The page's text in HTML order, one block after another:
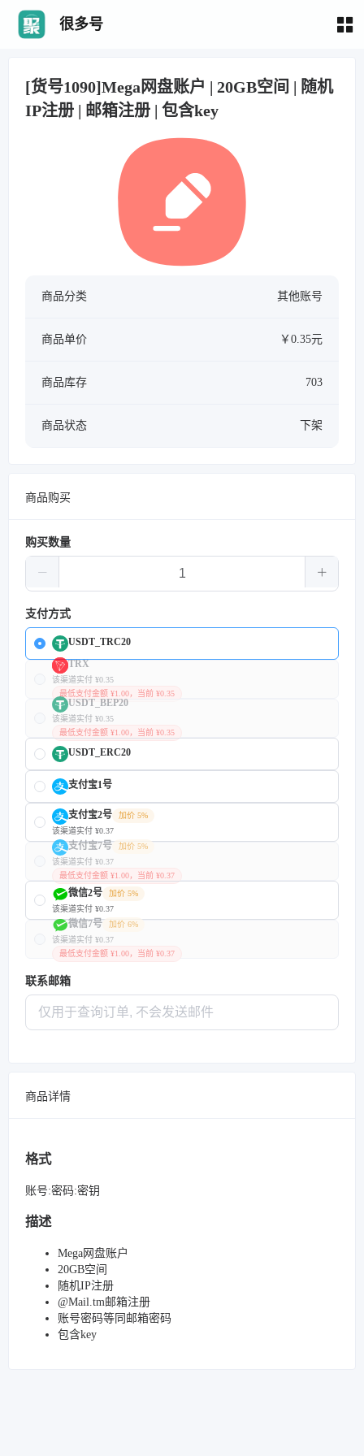
很多号
[货号1090]Mega网盘账户 | 20GB空间 | 随机
IP注册 | 邮箱注册 | 包含key
商品分类 其他账号
商品单价 ￥0.35元
商品库存 703
商品状态 下架
商品购买
购买数量
支付方式
USDT_TRC20
TRX
该渠道实付 ¥0.35
最低支付金额 ¥1.00，当前 ¥0.35
USDT_BEP20
该渠道实付 ¥0.35
最低支付金额 ¥1.00，当前 ¥0.35
USDT_ERC20
支付宝1号
支付宝2号
加价 5%
该渠道实付 ¥0.37
支付宝7号
加价 5%
该渠道实付 ¥0.37
最低支付金额 ¥1.00，当前 ¥0.37
微信2号
加价 5%
该渠道实付 ¥0.37
微信7号
加价 6%
该渠道实付 ¥0.37
最低支付金额 ¥1.00，当前 ¥0.37
联系邮箱
商品详情
格式
账号:密码:密钥
描述
Mega网盘账户
20GB空间
随机IP注册
@Mail.tm邮箱注册
账号密码等同邮箱密码
包含key